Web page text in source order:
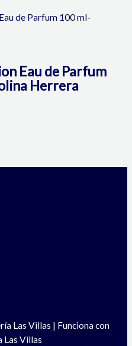
Eau de Parfum
Herrera
Las Villas | Funciona con
Las Villas